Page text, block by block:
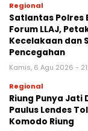
Regional
Satlantas Polres
Forum LLAJ,
Kecelakaan dan
Pencegahan
Kamis, 6 Agu 2026 -
Regional
Riung Punya Jati
Paulus Lendes
Komodo Riung